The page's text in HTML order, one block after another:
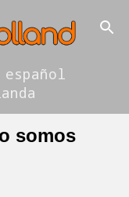
español
somos